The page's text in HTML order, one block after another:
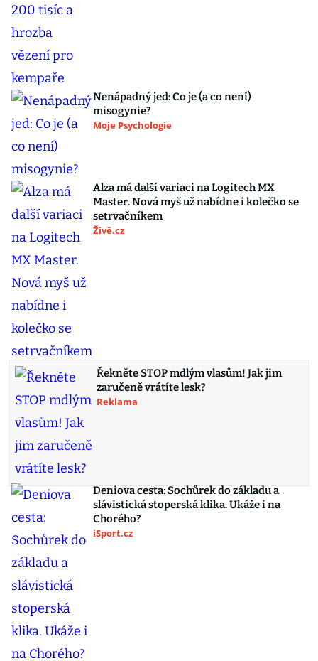
Nenápadný jed: Co je (a co není)
misogynie?
Moje Psychologie
Alza má další variaci na Logitech MX
Master. Nová myš už nabídne i kolečko se
setrvačníkem
Živě.cz
Řekněte STOP mdlým vlasům! Jak jim
zaručeně vrátíte lesk?
Reklama
Deniova cesta: Sochůrek do základu a
slávistická stoperská klika. Ukáže i na
Chorého?
iSport.cz